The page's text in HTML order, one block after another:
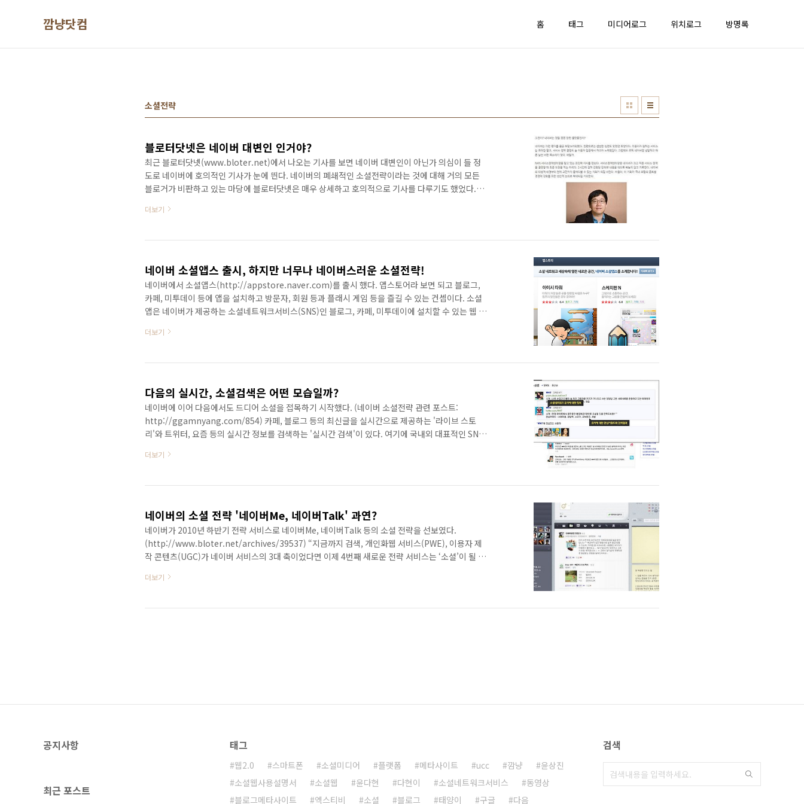
깜냥닷컴 홈 태그 미디어로그 위치로그 방명록
소셜전략
블로터닷넷은 네이버 대변인 인거야?
최근 블로터닷넷(www.bloter.net)에서 나오는 기사를 보면 네이버 대변인이 아닌가 의심이 들 정
도로 네이버에 호의적인 기사가 눈에 띈다. 네이버의 폐쇄적인 소셜전략이라는 것에 대해 거의 모든
블로거가 비판하고 있는 마당에 블로터닷넷은 매우 상세하고 호의적으로 기사를 다루기도 했었다.(관
참여하기도 했다. 그렇기 때문에 호감을 갖고 계속해서 지켜보고 있는 언론사이다. 그런데 요즘 블로
때문이다. 나는 네이버를 좋아하지도, 싫어하지도 않는다. 네이버의 전략에 대해 쓴 나의 글을 보면 대
더보기
네이버 소셜앱스 출시, 하지만 너무나 네이버스러운 소셜전략!
네이버에서 소셜앱스(http://appstore.naver.com)를 출시 했다. 앱스토어라 보면 되고 블로그,
카페, 미투데이 등에 앱을 설치하고 방문자, 회원 등과 플래시 게임 등을 즐길 수 있는 컨셉이다. 소셜
앱은 네이버가 제공하는 소셜네트워크서비스(SNS)인 블로그, 카페, 미투데이에 설치할 수 있는 웹 애
션에 47개의 앱이 들어있다. 이 중에는 중독성 있는 플래시 게임은 물론 트위터 등 타 SNS와의 연동을
에 들어가서 자신이 원하는 어플리케이션을 자신의 블로그나, 가입한 카페, 혹은 자신의 미..
더보기
다음의 실시간, 소셜검색은 어떤 모습일까?
네이버에 이어 다음에서도 드디어 소셜을 접목하기 시작했다. (네이버 소셜전략 관련 포스트:
http://ggamnyang.com/854) 카페, 블로그 등의 최신글을 실시간으로 제공하는 '라이브 스토
리'와 트위터, 요즘 등의 실시간 정보를 검색하는 '실시간 검색'이 있다. 여기에 국내외 대표적인 SNS
검색은 다음의 마이크로블로그인 요즘, 트위터뿐 아니라 페이스북, 미투데이 등 SNS를 검색할 수 있
출해 보여준다. 아직까지 국내에서 페이스북 내의 콘텐츠를 검색해준 검색엔진은 없었던 것 같은데,
더보기
네이버의 소셜 전략 '네이버Me, 네이버Talk' 과연?
네이버가 2010년 하반기 전략 서비스로 네이버Me, 네이버Talk 등의 소셜 전략을 선보였다.
(http://www.bloter.net/archives/39537) “지금까지 검색, 개인화웹 서비스(PWE), 이용자 제
작 콘텐츠(UGC)가 네이버 서비스의 3대 축이었다면 이제 4번째 새로운 전략 서비스는 ‘소셜’이 될 것
탈사이트인 네이버이기 때문에 반겨야 하는 것일까? 네이버의 이런 소셜 전략을 비판하는 목소리도
Me'와 '네이버Talk'는 도대체 무엇일까? 친구 소식, 즐겨찾는 서비스를..
더보기
공지사항
최근 포스트
태그
웹2.0 스마트폰 소셜미디어 플랫폼 메타사이트 ucc 깜냥
윤상진
소셜웹사용설명서
소셜웹 윤다현 다현이 소셜네트워크서비스
동영상
블로그메타사이트
엑스티비 소셜 블로그 태양이 구글 다음
검색